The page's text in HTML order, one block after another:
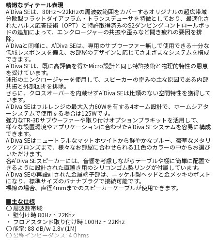
精緻なディテール表現
A'Diva SEは、80Hz〜22kHzの周波数範囲をカバーするオリジナルの超広帯域
分散型フラットダイアフラム・トランスデューサを特徴としており、最適化さ
れたパルス応答技術（OPT）と特許取得済みのS2ダンピングコントロールポッ
ドの追加によって、エンクロージャーの共振や歪みなど聞き疲れの要因を排
除。
A'Divaと同様に、A'Diva SEは、専用のサブウーファー無しで使用できる十分な
低域レスポンスを備え、お部屋のデザインに応じてさまざまなシステムを構成
できます。
A'Diva SEは、既に高評価を得たMicro設計と同じ特許技術と物理的特性の恩恵
を受けています。
球形のエンクロージャーを使用して、スピーカーの歪みの主な原因である内部
共振と外部回折を排除。
さらに、クロスオーバーを内蔵せずA'Diva SEは比類のない空間特性を獲得して
います。
A'Diva SEはフルレンジの最大入力60Wを有する4オーム設計で、ホームシアタ
ーシステムで使用する場合は125Wです。
強力なTR-3Dサブウーファーや取り付けオプションブラキットを活用して、
様々な設置環境やアプリケーションに合わせたA'Diva SEシステムを容易に構成
できます。
A'Diva SEはニュートラルなマットホワイトから鮮やかなブルー、豪華なメタリ
ックブロンズまで、様々なお部屋に合わせられる11色のカラーの中からお選び
いただけます。
各A'Diva SEスピーカーには、音響を考慮しながらテーブルや棚に簡単に配置で
きるように設計された直置き用のシリコンゴム製リングが付属しています。
A'Diva SEの再設計された金属端子部は、ニッケル製ヘッドと金メッキのポスト
になり、標準サイズのバナナプラグで接続可能です。
裸線の場合、直径4mmまでのスピーカーケーブルが使用できます。
■主な仕様
〇 周波数帯域:
・ 壁付け時 80Hz ~ 22Khz
・ フロアスタンド取り付け時 100Hz ~ 22Khz
〇 能率: 88 dB/w 2.8v (1M)
〇 公称インピーダンス: 4 Ohms